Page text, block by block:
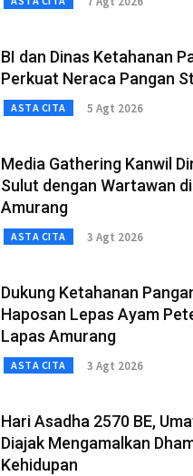
BI dan Dinas Ketahanan
Perkuat Neraca Pangan
ASTA CITA 5 Agt 2026
Media Gathering Kanwil
Sulut dengan Wartawan
Amurang
ASTA CITA 3 Agt 2026
Dukung Ketahanan
Haposan Lepas Ayam
Lapas Amurang
ASTA CITA 3 Agt 2026
Hari Asadha 2570 BE,
Diajak Mengamalkan
Kehidupan